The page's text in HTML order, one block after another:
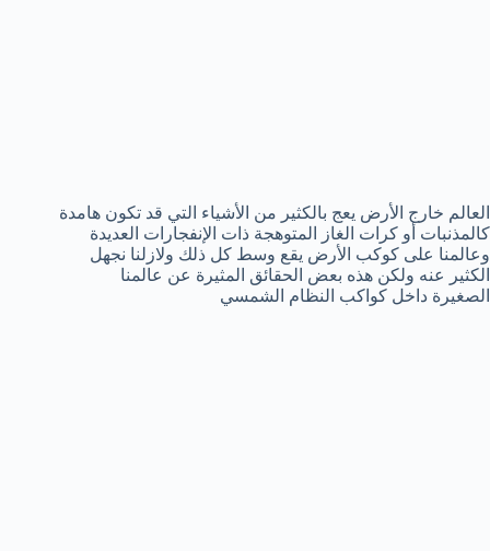
العالم خارج الأرض يعج بالكثير من الأشياء التي قد تكون هامدة
كالمذنبات أو كرات الغاز المتوهجة ذات الإنفجارات العديدة
وعالمنا على كوكب الأرض يقع وسط كل ذلك ولازلنا نجهل
الكثير عنه ولكن هذه بعض الحقائق المثيرة عن عالمنا
الصغيرة داخل كواكب النظام الشمسي